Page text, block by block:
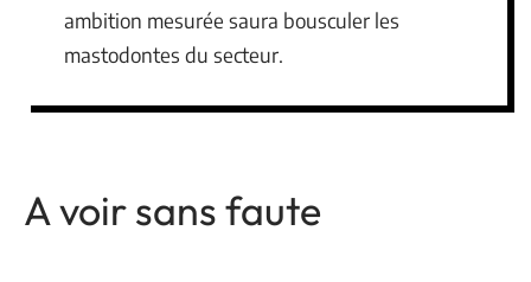
ambition mesurée saura bousculer les
mastodontes du secteur.
A voir sans faute